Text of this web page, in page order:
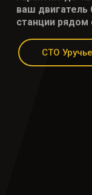
СТО Уручье
ваш
станции рядом